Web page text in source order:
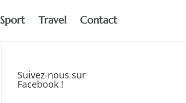
Sport Travel Contact
Suivez-nous sur
Facebook !